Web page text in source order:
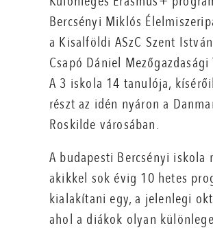
Bercsényi Miklós
a Kisalföldi ASzC Szent
Csapó Dániel
A 3 iskola 14 tanulója,
részt az idén nyáron a
Roskilde városában.
A budapesti Bercsényi
akikkel sok évig 10 hetes
kialakítani egy, a jelenlegi
ahol a diákok olyan